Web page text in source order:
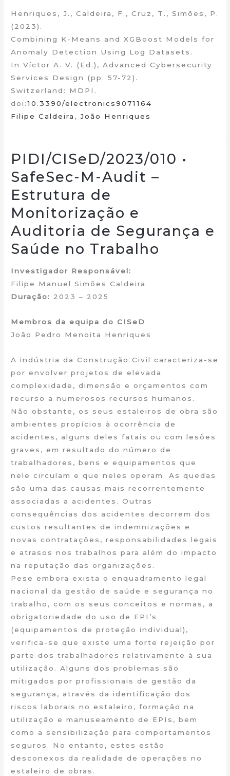
Henriques, J., Caldeira, F., Cruz, T., Simões, P.
(2023).
Combining K-Means and XGBoost Models for
Anomaly Detection Using Log Datasets.
In Víctor A. V. (Ed.), Advanced Cybersecurity
Services Design (pp. 57-72).
Switzerland: MDPI.
doi:10.3390/electronics9071164
Filipe Caldeira ,João Henriques
PIDI/CISeD/2023/010 •
SafeSec-M-Audit –
Estrutura de
Monitorização e
Auditoria de Segurança e
Saúde no Trabalho
Investigador Responsável:
Filipe Manuel Simões Caldeira
Duração: 2023 – 2025
Membros da equipa do CISeD
João Pedro Menoita Henriques
A indústria da Construção Civil caracteriza-se
por envolver projetos de elevada
complexidade, dimensão e orçamentos com
recurso a numerosos recursos humanos.
Não obstante, os seus estaleiros de obra são
ambientes propícios à ocorrência de
acidentes, alguns deles fatais ou com lesões
graves, em resultado do número de
trabalhadores, bens e equipamentos que
nele circulam e que neles operam. As quedas
são uma das causas mais recorrentemente
associadas a acidentes. Outras
consequências dos acidentes decorrem dos
custos resultantes de indemnizações e
novas contratações, responsabilidades legais
e atrasos nos trabalhos para além do impacto
na reputação das organizações.
Pese embora exista o enquadramento legal
nacional da gestão de saúde e segurança no
trabalho, com os seus conceitos e normas, a
obrigatoriedade do uso de EPI’s
(equipamentos de proteção individual),
verifica-se que existe uma forte rejeição por
parte dos trabalhadores relativamente à sua
utilização. Alguns dos problemas são
mitigados por profissionais de gestão da
segurança, através da identificação dos
riscos laborais no estaleiro, formação na
utilização e manuseamento de EPIs, bem
como a sensibilização para comportamentos
seguros. No entanto, estes estão
desconexos da realidade de operações no
estaleiro de obras.